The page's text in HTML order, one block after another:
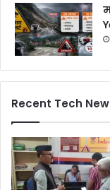
Recent Tech